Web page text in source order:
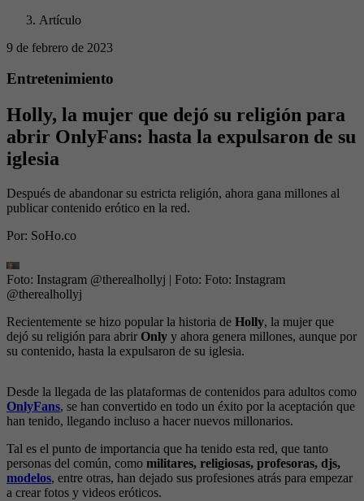
Artículo
9 de febrero de 2023
Entretenimiento
Holly, la mujer que dejó su religión para
abrir OnlyFans: hasta la expulsaron de su
iglesia
Después de abandonar su estricta religión, ahora gana millones al
publicar contenido erótico en la red.
Por: SoHo.co
Foto: Instagram @therealhollyj | Foto: Foto: Instagram
@therealhollyj
Recientemente se hizo popular la historia de Holly, la mujer que
dejó su religión para abrir Only y ahora genera millones, aunque por
su contenido, hasta la expulsaron de su iglesia.
Desde la llegada de las plataformas de contenidos para adultos como
OnlyFans, se han convertido en todo un éxito por la aceptación que
han tenido, llegando incluso a hacer nuevos millonarios.
Tal es el punto de importancia que ha tenido esta red, que tanto
personas del común, como militares, religiosas, profesoras, djs,
modelos, entre otras, han dejado sus profesiones atrás para empezar
a crear fotos y videos eróticos.